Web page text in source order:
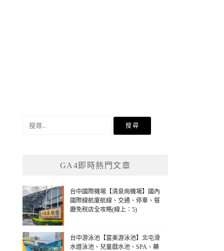
GA4即時熱門文章
台中國際機場【清泉崗機場】國內
國際線航廈航線、交通、停車、餐
廳免稅店全攻略(線上：5)
台中游泳池【富美游泳池】北屯滑
水道泳池、兒童戲水池、SPA、藥